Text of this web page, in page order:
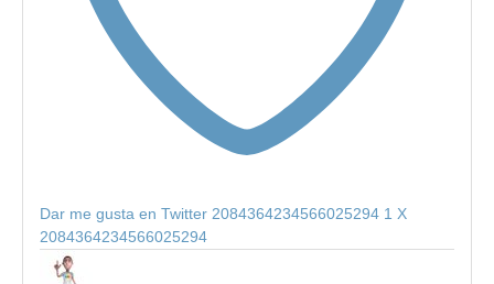
Dar me gusta en Twitter 2084364234566025294 1 X
2084364234566025294